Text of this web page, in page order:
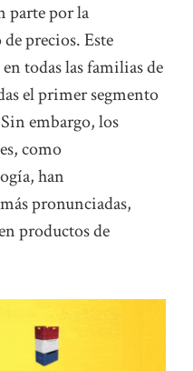
parte por la
precios. Este
todas las familias de
el primer segmento
embargo, los
como
han
pronunciadas,
productos de